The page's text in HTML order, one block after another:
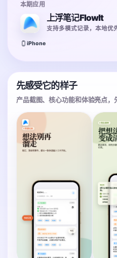
本期应用
上浮笔记FlowIt
iPhone
先感受它的样子
产品截图、核心功能和体验亮点，